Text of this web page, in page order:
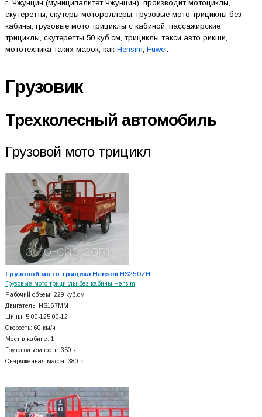
г. Чжунцин (муниципалитет Чжунцин), производит мотоциклы,
скутеретты, скутеры мотороллеры, грузовые мото трициклы без
кабины, грузовые мото трициклы с кабиной, пассажирские
трициклы, скутеретты 50 куб.см, трициклы такси авто рикши,
мототехника таких марок, как Hensim, Fuwei.
Грузовик
Трехколесный автомобиль
Грузовой мото трицикл
Грузовой мото трицикл HensimHS250ZH
Грузовые мото трициклы без кабины Hensim
Рабочий объем: 229 куб.см
Двигатель: HS167MM
Шины: 5.00-125.00-12
Скорость: 60 км/ч
Мест в кабине: 1
Грузоподъемность: 350 кг
Снаряженная масса: 380 кг